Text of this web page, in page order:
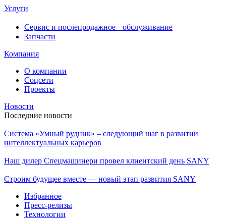
Услуги
Сервис и послепродажное обслуживание
Запчасти
Компания
О компании
Соцсети
Проекты
Новости
Последние новости
Система «Умный рудник» – следующий шаг в развитии
интеллектуальных карьеров
Наш дилер Спецмашинери провел клиентский день SANY
Строим будущее вместе — новый этап развития SANY
Избранное
Пресс-релизы
Технологии